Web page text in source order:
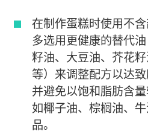
在制作蛋糕时使用不含
多选用更健康的替代
籽油、大豆油、芥花
等）来调整配方以达致
并避免以饱和脂肪含
如椰子油、棕榈油、
品。